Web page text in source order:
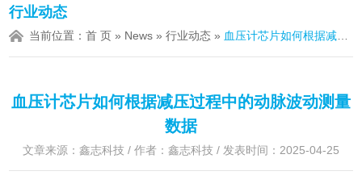
行业动态
当前位置：首 页 » News »行业动态 » 血压计芯片如何根据减压过程中的动脉波动测量数据
血压计芯片如何根据减压过程中的动脉波动测量
数据
文章来源：鑫志科技 / 作者：鑫志科技 / 发表时间：2025-04-25